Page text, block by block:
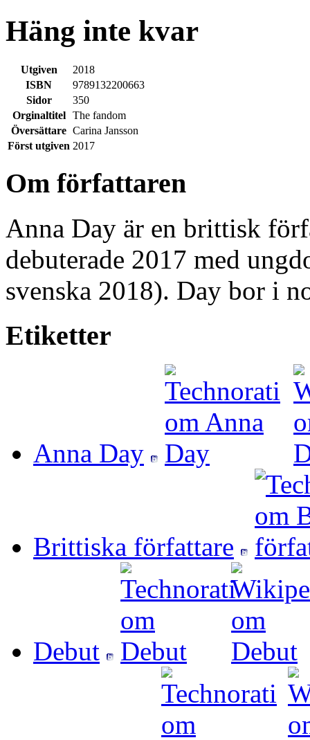
Häng inte kvar
Utgiven
2018
ISBN
9789132200663
Sidor
350
Orginaltitel
The fandom
Översättare Carina Jansson
Först utgiven 2017
Om författaren
Anna Day är en brittisk
debuterade 2017 med
svenska 2018). Day bor i
Etiketter
Anna Day
Brittiska författare
Debut